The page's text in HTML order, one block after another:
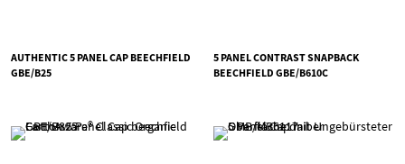
AUTHENTIC 5 PANEL CAP BEECHFIELD
GBE/B25
5 PANEL CONTRAST SNAPBACK
BEECHFIELD GBE/B610C